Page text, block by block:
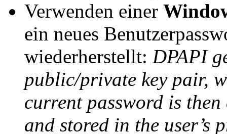
Verwenden einer
ein neues
wiederherstellt: DPAPI
public/private key pair,
current password is
and stored in the user’s